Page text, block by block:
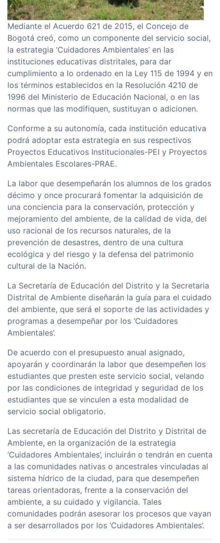
Mediante el Acuerdo 621 de 2015, el Concejo de
Bogotá creó, como un componente del servicio social,
la estrategia ‘Cuidadores Ambientales’ en las
instituciones educativas distritales, para dar
cumplimiento a lo ordenado en la Ley 115 de 1994 y en
los términos establecidos en la Resolución 4210 de
1996 del Ministerio de Educación Nacional, o en las
normas que las modifiquen, sustituyan o adicionen.
Conforme a su autonomía, cada institución educativa
podrá adoptar esta estrategia en sus respectivos
Proyectos Educativos Institucionales-PEI y Proyectos
Ambientales Escolares-PRAE.
La labor que desempeñarán los alumnos de los grados
décimo y once procurará fomentar la adquisición de
una conciencia para la conservación, protección y
mejoramiento del ambiente, de la calidad de vida, del
uso racional de los recursos naturales, de la
prevención de desastres, dentro de una cultura
ecológica y del riesgo y la defensa del patrimonio
cultural de la Nación.
La Secretaría de Educación del Distrito y la Secretaria
Distrital de Ambiente diseñarán la guía para el cuidado
del ambiente, que será el soporte de las actividades y
programas a desempeñar por los ‘Cuidadores
Ambientales’.
De acuerdo con el presupuesto anual asignado,
apoyarán y coordinarán la labor que desempeñen los
estudiantes que presten este servicio social, velando
por las condiciones de integridad y seguridad de los
estudiantes que se vinculen a esta modalidad de
servicio social obligatorio.
Las secretaría de Educación del Distrito y Distrital de
Ambiente, en la organización de la estrategia
‘Cuidadores Ambientales’, incluirán o tendrán en cuenta
a las comunidades nativas o ancestrales vinculadas al
sistema hídrico de la ciudad, para que desempeñen
tareas orientadoras, frente a la conservación del
ambiente, a su cuidado y vigilancia. Tales
comunidades podrán asesorar los procesos que vayan
a ser desarrollados por los ‘Cuidadores Ambientales’.